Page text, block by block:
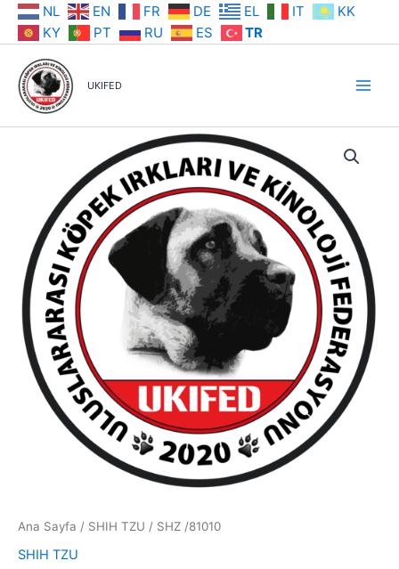
İçeriğe NL EN FR DE EL IT
KK
KY
PT RU ES TR
UKIFED
Ana Sayfa / SHIH TZU / SHZ /81010
SHIH TZU